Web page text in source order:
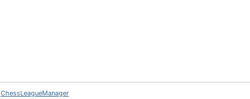
ChessLeagueManager